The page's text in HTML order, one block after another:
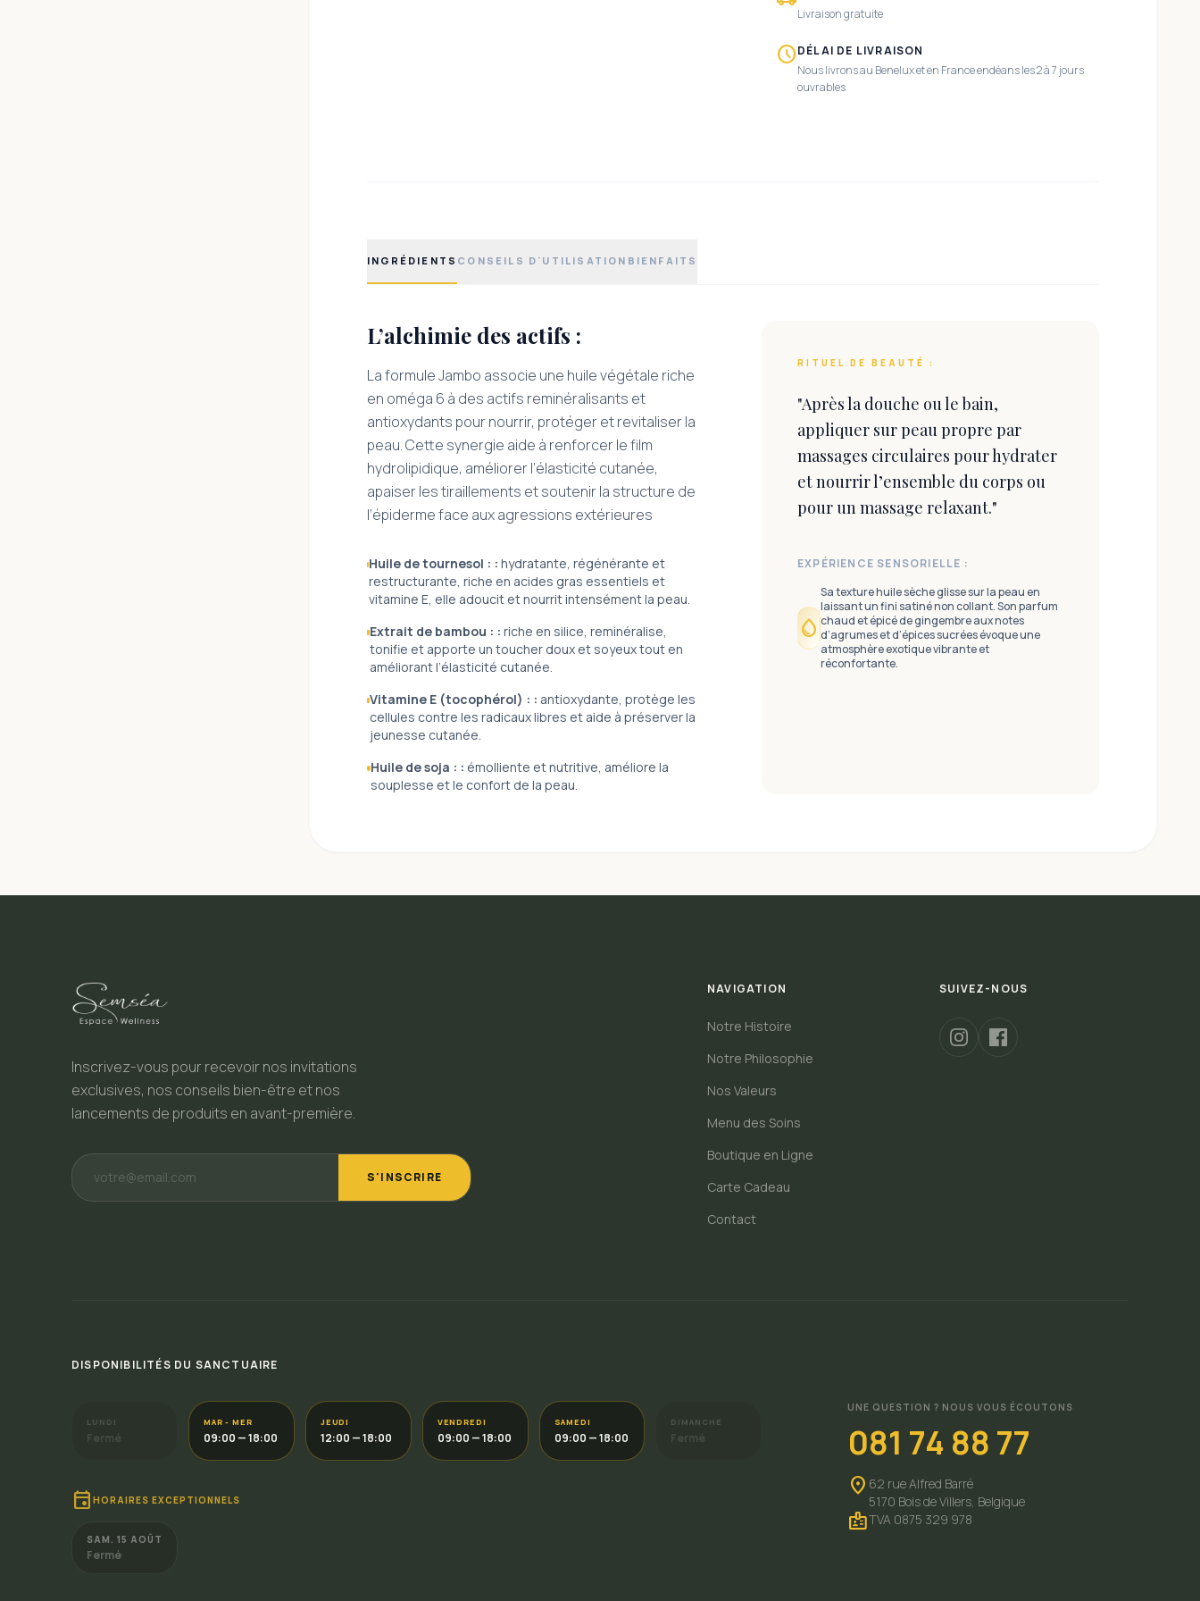
Livraison gratuite
scheduleDÉLAI DE LIVRAISON
Nous livrons au Benelux et en France endéans les 2 à 7 jours
ouvrables
INGRÉDIENTS CONSEILS D'UTILISATION BIENFAITS
L’alchimie des actifs :
La formule Jambo associe une huile végétale riche
en oméga 6 à des actifs reminéralisants et
antioxydants pour nourrir, protéger et revitaliser la
peau. Cette synergie aide à renforcer le film
hydrolipidique, améliorer l’élasticité cutanée,
apaiser les tiraillements et soutenir la structure de
l’épiderme face aux agressions extérieures
Huile de tournesol : : hydratante, régénérante et
restructurante, riche en acides gras essentiels et
vitamine E, elle adoucit et nourrit intensément la peau.
Extrait de bambou : : riche en silice, reminéralise,
tonifie et apporte un toucher doux et soyeux tout en
améliorant l’élasticité cutanée.
Vitamine E (tocophérol) : : antioxydante, protège les
cellules contre les radicaux libres et aide à préserver la
jeunesse cutanée.
Huile de soja : : émolliente et nutritive, améliore la
souplesse et le confort de la peau.
RITUEL DE BEAUTÉ :
"Après la douche ou le bain,
appliquer sur peau propre par
massages circulaires pour hydrater
et nourrir l’ensemble du corps ou
pour un massage relaxant."
EXPÉRIENCE SENSORIELLE :
water_drop
Sa texture huile sèche glisse sur la peau en
laissant un fini satiné non collant. Son parfum
chaud et épicé de gingembre aux notes
d’agrumes et d’épices sucrées évoque une
atmosphère exotique vibrante et
réconfortante.
Inscrivez-vous pour recevoir nos invitations
exclusives, nos conseils bien-être et nos
lancements de produits en avant-première.
S'INSCRIRE
NAVIGATION
Notre Histoire
Notre Philosophie
Nos Valeurs
Menu des Soins
Boutique en Ligne
Carte Cadeau
Contact
SUIVEZ-NOUS
DISPONIBILITÉS DU SANCTUAIRE
LUNDI
Fermé
MAR - MER
09:00 — 18:00
JEUDI
12:00 — 18:00
VENDREDI
09:00 — 18:00
SAMEDI
09:00 — 18:00
DIMANCHE
Fermé
event HORAIRES EXCEPTIONNELS
SAM. 15 AOÛT
Fermé
UNE QUESTION ? NOUS VOUS ÉCOUTONS
081 74 88 77
location_on 62 rue Alfred Barré
5170 Bois de Villers, Belgique
badgeTVA 0875 329 978
CHÈQUE CADEAU